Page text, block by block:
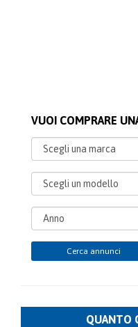
VUOI COMPRARE
Cerca annunci
QUANTO